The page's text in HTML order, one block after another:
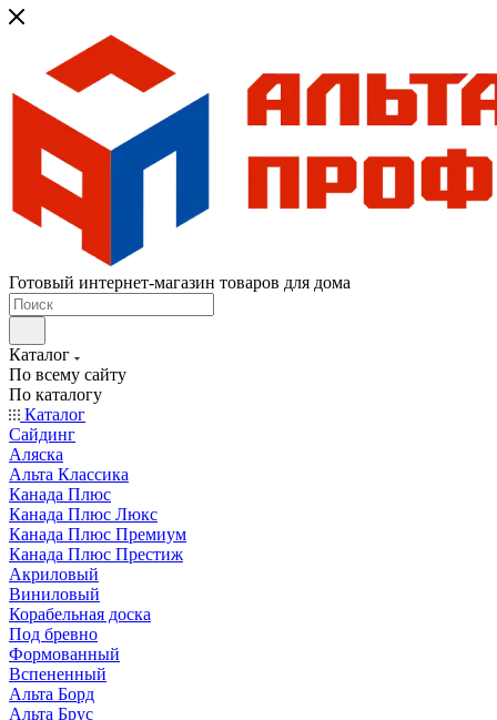
Готовый интернет-магазин товаров для дома
Каталог
По всему сайту
По каталогу
Каталог
Сайдинг
Аляска
Альта Классика
Канада Плюс
Канада Плюс Люкс
Канада Плюс Премиум
Канада Плюс Престиж
Акриловый
Виниловый
Корабельная доска
Под бревно
Формованный
Вспененный
Альта Борд
Альта Брус